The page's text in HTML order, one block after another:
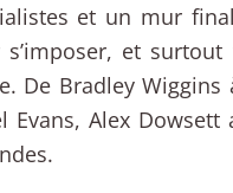
et un mur
s’imposer, et
De Bradley
Evans, Alex